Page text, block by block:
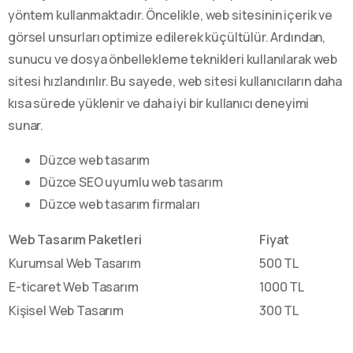
yöntem kullanmaktadır. Öncelikle, web sitesinin içerik ve
görsel unsurları optimize edilerek küçültülür. Ardından,
sunucu ve dosya önbellekleme teknikleri kullanılarak web
sitesi hızlandırılır. Bu sayede, web sitesi kullanıcıların daha
kısa sürede yüklenir ve daha iyi bir kullanıcı deneyimi
sunar.
Düzce web tasarım
Düzce SEO uyumlu web tasarım
Düzce web tasarım firmaları
Web Tasarım Paketleri
Fiyat
Kurumsal Web Tasarım
500 TL
E-ticaret Web Tasarım
1000 TL
Kişisel Web Tasarım
300 TL